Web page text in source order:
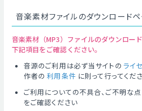
音楽素材ファイルのダウンロード
音楽素材（MP3）ファイルのダウンロー
下記項目をご確認ください。
音源のご利用は必ず当サイトの ライ
作者の 利用条件 に則って行ってくださ
ご利用についての不具合、ご不明な
をご確認ください